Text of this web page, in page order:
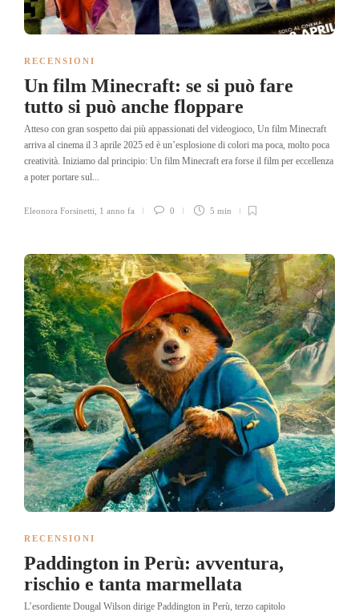
RECENSIONI
Un film Minecraft: se si può fare
tutto si può anche floppare
Atteso con gran sospetto dai più appassionati del videogioco, Un film Minecraft
arriva al cinema il 3 aprile 2025 ed è un’esplosione di colori ma poca, molto poca
creatività. Iniziamo dal principio: Un film Minecraft era forse il film per eccellenza
a poter portare sul...
Eleonora Forsinetti 1 anno fa 0 5 min
RECENSIONI
Paddington in Perù: avventura,
rischio e tanta marmellata
L’esordiente Dougal Wilson dirige Paddington in Perù, terzo capitolo